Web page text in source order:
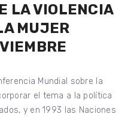
LA VIOLENCIA
MUJER
Mundial sobre la
el tema a la política
y en 1993 las Naciones